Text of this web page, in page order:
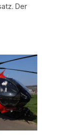
Der